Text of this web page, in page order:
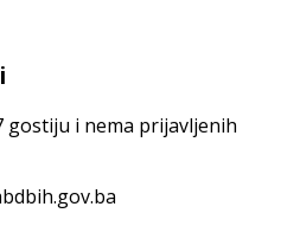
gostiju i nema prijavljenih